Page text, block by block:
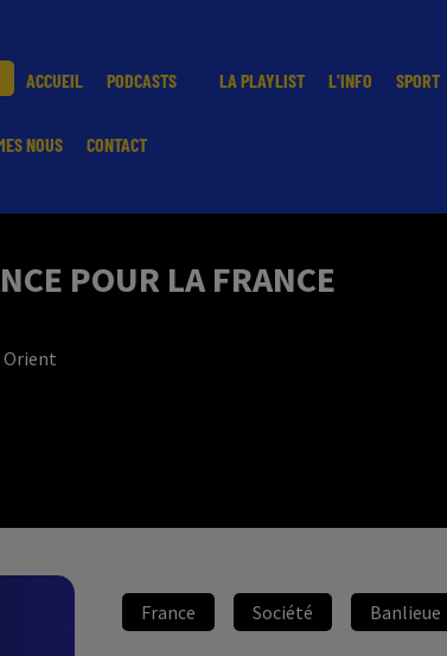
ACCUEIL PODCASTS LA PLAYLIST L'INFO SPORT
NOUS CONTACT
POUR LA FRANCE
Orient
France Société Banlieue